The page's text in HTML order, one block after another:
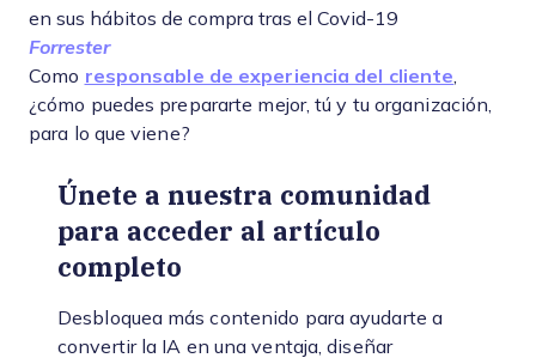
en sus hábitos de compra tras el Covid-19
Forrester
Como responsable de experiencia del cliente
¿cómo puedes prepararte mejor, tú y tu organización,
para lo que viene?
Únete a nuestra comunidad
para acceder al artículo
completo
Desbloquea más contenido para ayudarte a
convertir la IA en una ventaja, diseñar